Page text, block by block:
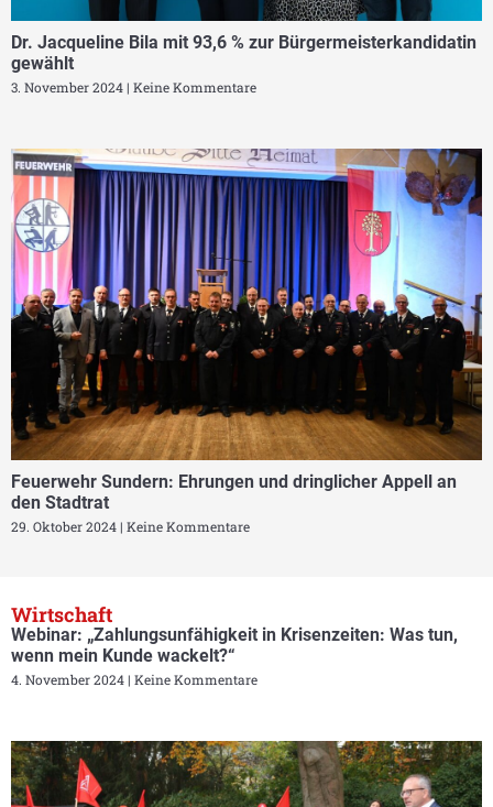
Dr. Jacqueline Bila mit 93,6 % zur Bürgermeisterkandidatin
gewählt
3. November 2024 Keine Kommentare
Feuerwehr Sundern: Ehrungen und dringlicher Appell an
den Stadtrat
29. Oktober 2024 Keine Kommentare
Wirtschaft
Webinar: „Zahlungsunfähigkeit in Krisenzeiten: Was tun,
wenn mein Kunde wackelt?“
4. November 2024 Keine Kommentare